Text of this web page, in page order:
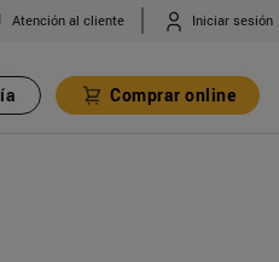
Atención al cliente Iniciar sesión
Comprar online